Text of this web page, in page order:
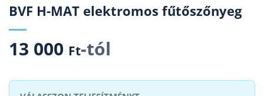
BVF H-MAT elektromos fűtőszőnyeg
13 000 Ft-tól